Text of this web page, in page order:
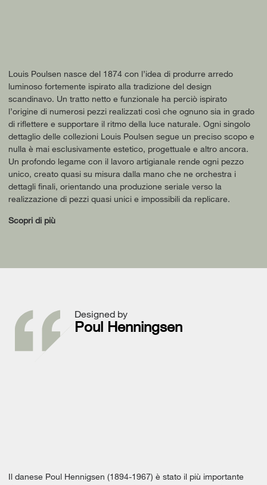
Louis Poulsen nasce del 1874 con l’idea di produrre arredo
luminoso fortemente ispirato alla tradizione del design
scandinavo. Un tratto netto e funzionale ha perciò ispirato
l’origine di numerosi pezzi realizzati così che ognuno sia in grado
di riflettere e supportare il ritmo della luce naturale. Ogni singolo
dettaglio delle collezioni Louis Poulsen segue un preciso scopo e
nulla è mai esclusivamente estetico, progettuale e altro ancora.
Un profondo legame con il lavoro artigianale rende ogni pezzo
unico, creato quasi su misura dalla mano che ne orchestra i
dettagli finali, orientando una produzione seriale verso la
realizzazione di pezzi quasi unici e impossibili da replicare.
Scopri di più
Designed by
Poul Henningsen
Il danese Poul Hennigsen (1894-1967) è stato il più importante